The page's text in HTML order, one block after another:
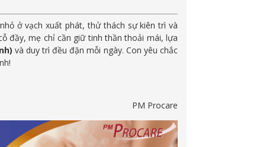
ở vạch xuất phát, thử thách sự kiên trì và
đầy, mẹ chỉ cần giữ tinh thần thoải mái, lựa
và duy trì đều đặn mỗi ngày. Con yêu chắc
PM Procare